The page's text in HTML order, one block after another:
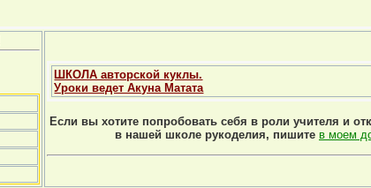
ШКОЛА авторской куклы.
Уроки ведет Акуна Матата
Если вы хотите попробовать себя в роли учителя и
в нашей школе рукоделия, пишите в моем